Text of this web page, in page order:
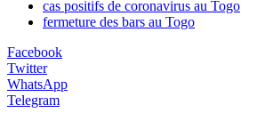
cas positifs de coronavirus au Togo
fermeture des bars au Togo
Facebook
Twitter
WhatsApp
Telegram